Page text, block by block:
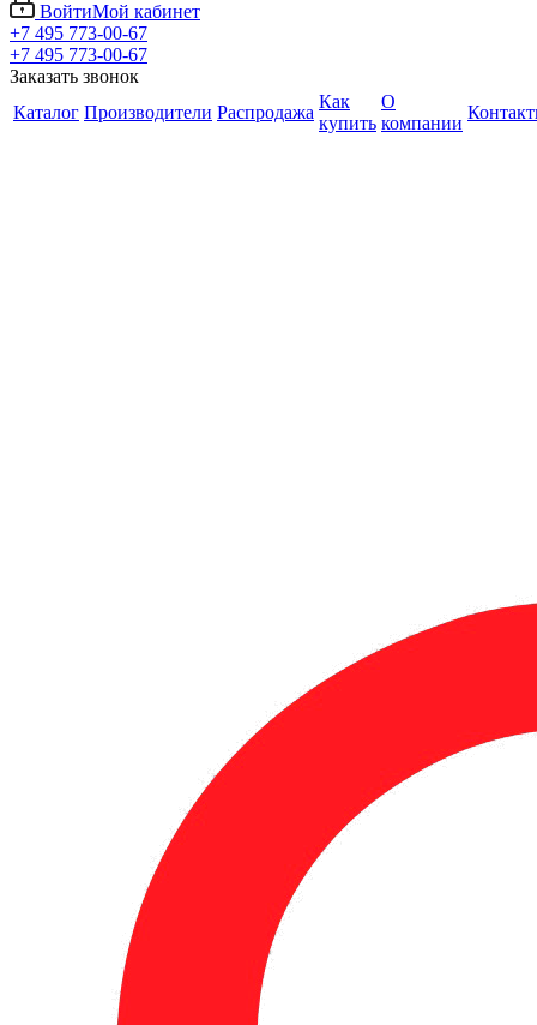
ВойтиМой кабинет
+7 495 773-00-67
+7 495 773-00-67
Заказать звонок
Каталог Производители Распродажа
Как
купить
О
компании